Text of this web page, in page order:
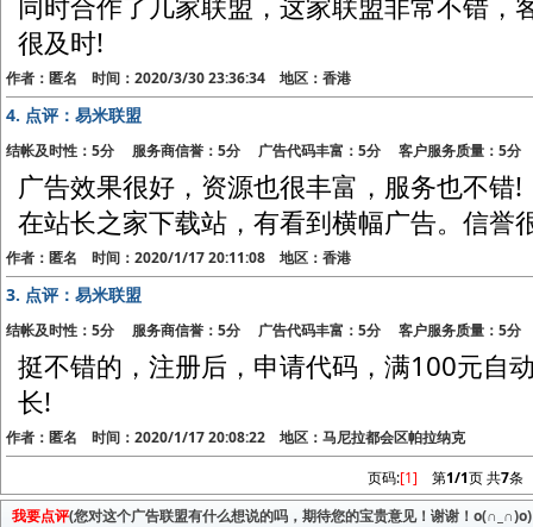
很及时!
作者：匿名 时间：2020/3/30 23:36:34 地区：香港
4. 点评：易米联盟
结帐及时性：5分 服务商信誉：5分 广告代码丰富：5分 客户服务质量：5分
广告效果很好，资源也很丰富，服务也不错!
在站长之家下载站，有看到横幅广告。信誉
作者：匿名 时间：2020/1/17 20:11:08 地区：香港
3. 点评：易米联盟
结帐及时性：5分 服务商信誉：5分 广告代码丰富：5分 客户服务质量：5分
挺不错的，注册后，申请代码，满100元自
长!
作者：匿名 时间：2020/1/17 20:08:22 地区：马尼拉都会区帕拉纳克
页码:[1] 第1/1页 共7条
我要点评(您对这个广告联盟有什么想说的吗，期待您的宝贵意见！谢谢！o(∩_∩)o)